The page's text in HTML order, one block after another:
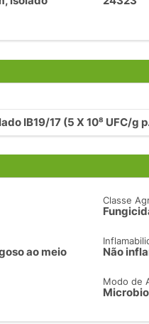
IB19/17 (5 X 10⁸ UFC/g
Classe
ao meio
Não
Modo de